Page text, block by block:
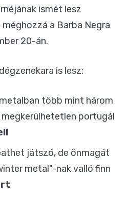
ismét lesz
a Barba Negra
20-án.
is lesz:
több mint három
portugál
játszó, de önmagát
metal"-nak valló finn